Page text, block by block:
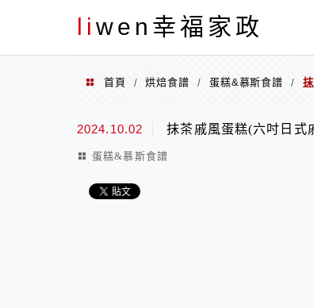
li wen幸福家政
menu
首頁 / 烘焙食譜 / 蛋糕&慕斯食譜 /
2024.10.02 抹茶戚風蛋糕(六吋日式
蛋糕&慕斯食譜